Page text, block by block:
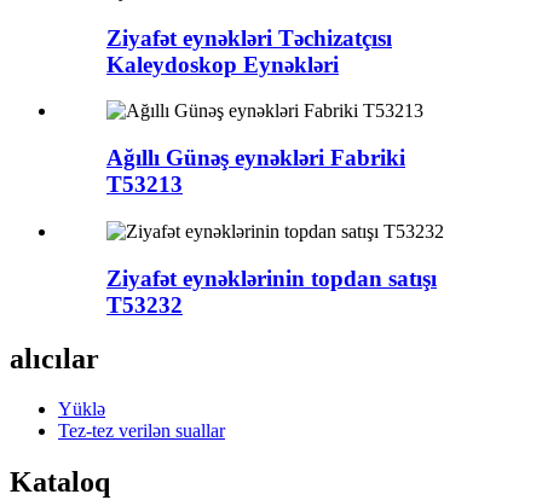
Ziyafət eynəkləri Təchizatçısı
Kaleydoskop Eynəkləri
Ağıllı Günəş eynəkləri Fabriki
T53213
Ziyafət eynəklərinin topdan satışı
T53232
alıcılar
Yüklə
Tez-tez verilən suallar
Kataloq